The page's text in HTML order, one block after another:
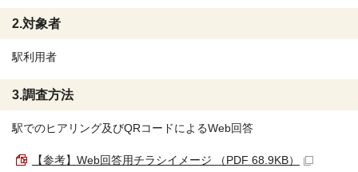
2.対象者
駅利用者
3.調査方法
駅でのヒアリング及びQRコードによるWeb回答
【参考】Web回答用チラシイメージ （PDF 68.9KB）